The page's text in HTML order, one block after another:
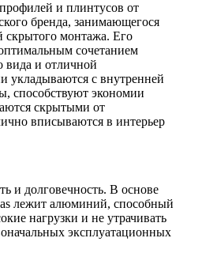
и плинтусов от
бренда, занимающегося
скрытого монтажа. Его
сочетанием
вида и отличной
укладываются с внутренней
способствуют экономии
скрытыми от
вписываются в интерьер
и долговечность. В основе
лежит алюминий, способный
нагрузки и не утрачивать
эксплуатационных